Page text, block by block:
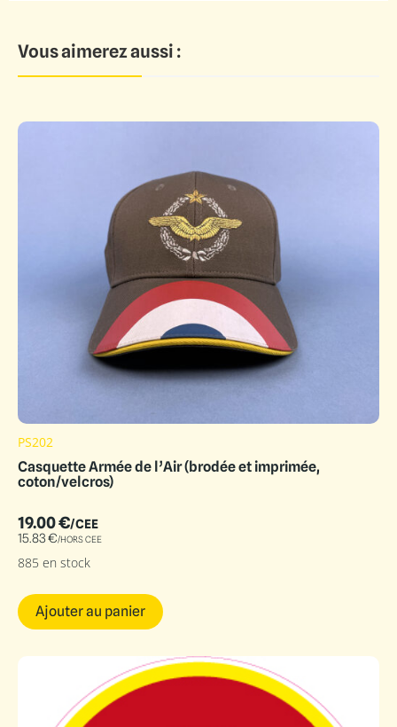
Vous aimerez aussi :
PS202
Casquette Armée de l’Air (brodée et imprimée,
coton/velcros)
19.00€/CEE
15.83€/HORS CEE
885 en stock
Ajouter au panier